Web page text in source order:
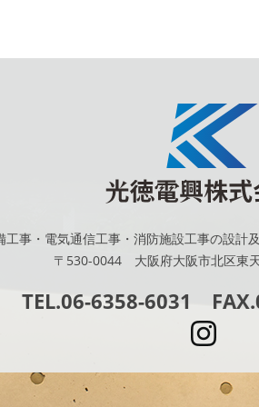
工事・電気通信工事・消防施設工事の設計
〒530-0044 大阪府大阪市北区東
TEL.06-6358-6031